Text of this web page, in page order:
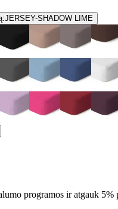
JERSEY-SHADOW LIME
programos ir atgauk 5%